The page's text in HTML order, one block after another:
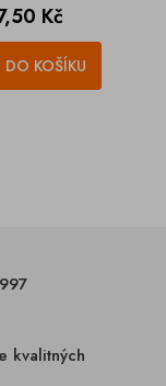
Kč
DO KOŠÍKU
kvalitných